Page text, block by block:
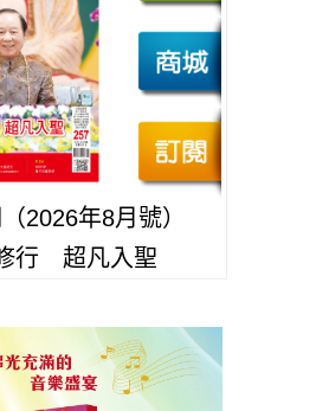
2026年8月號）
行 超凡入聖